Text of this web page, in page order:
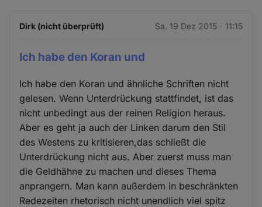
Dirk (nicht überprüft) Sa. 19 Dez 2015 - 11:15
Ich habe den Koran und
Ich habe den Koran und ähnliche Schriften nicht
gelesen. Wenn Unterdrückung stattfindet, ist das
nicht unbedingt aus der reinen Religion heraus.
Aber es geht ja auch der Linken darum den Stil
des Westens zu kritisieren,das schließt die
Unterdrückung nicht aus. Aber zuerst muss man
die Geldhähne zu machen und dieses Thema
anprangern. Man kann außerdem in beschränkten
Redezeiten rhetorisch nicht unendlich viel spitz